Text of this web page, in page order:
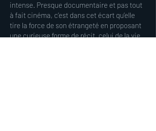
intense. Presque documentaire et pas tout
à fait cinéma, c’est dans cet écart qu’elle
tire la force de son étrangeté en proposant
une curieuse forme de récit, celui de la vie